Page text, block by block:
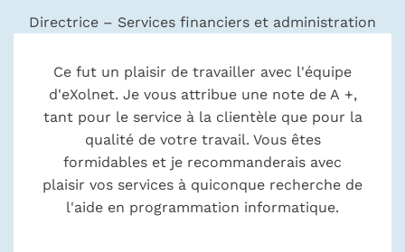
Directrice – Services financiers et administration
Ce fut un plaisir de travailler avec l'équipe
d'eXolnet. Je vous attribue une note de A +,
tant pour le service à la clientèle que pour la
qualité de votre travail. Vous êtes
formidables et je recommanderais avec
plaisir vos services à quiconque recherche de
l'aide en programmation informatique.